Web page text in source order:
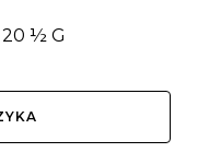
20 ½ G